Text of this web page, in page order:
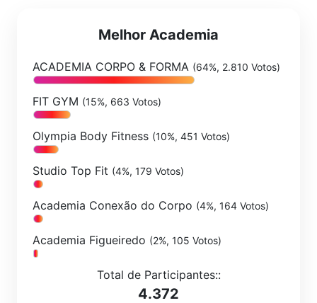
Melhor Academia
ACADEMIA CORPO & FORMA (64%, 2.810 Votos)
FIT GYM (15%, 663 Votos)
Olympia Body Fitness (10%, 451 Votos)
Studio Top Fit (4%, 179 Votos)
Academia Conexão do Corpo (4%, 164 Votos)
Academia Figueiredo (2%, 105 Votos)
Total de Participantes::
4.372